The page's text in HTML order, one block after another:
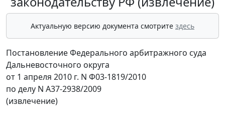
Актуальную версию документа смотрите здесь
Постановление Федерального арбитражного суда
Дальневосточного округа
от 1 апреля 2010 г. N Ф03-1819/2010
по делу N А37-2938/2009
(извлечение)